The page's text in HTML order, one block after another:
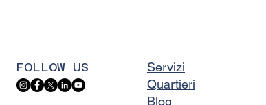
FOLLOW US
Servizi
Quartieri
Blog